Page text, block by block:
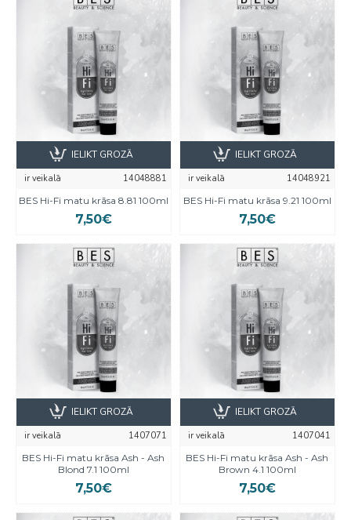
ir veikalā
14048881
BES Hi-Fi matu krāsa 8.81 100ml
7,50€
IELIKT GROZĀ
ir veikalā
14048921
BES Hi-Fi matu krāsa 9.21 100ml
7,50€
IELIKT GROZĀ
ir veikalā
1407071
BES Hi-Fi matu krāsa Ash - Ash
Blond 7.1 100ml
7,50€
IELIKT GROZĀ
ir veikalā
1407041
BES Hi-Fi matu krāsa Ash - Ash
Brown 4.1 100ml
7,50€
IELIKT GROZĀ